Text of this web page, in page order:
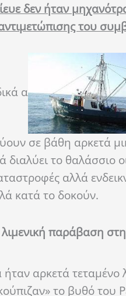
δεν ήταν
του
α
σε βάθη αρκετά
το θαλάσσιο
αλλά
κατά το δοκούν.
παράβαση
ήταν αρκετά
το βυθό